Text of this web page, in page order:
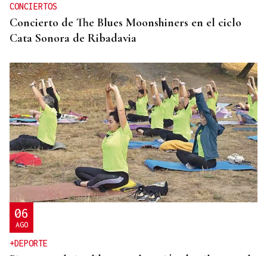
CONCIERTOS
Concierto de The Blues Moonshiners en el ciclo
Cata Sonora de Ribadavia
06
AGO
+DEPORTE